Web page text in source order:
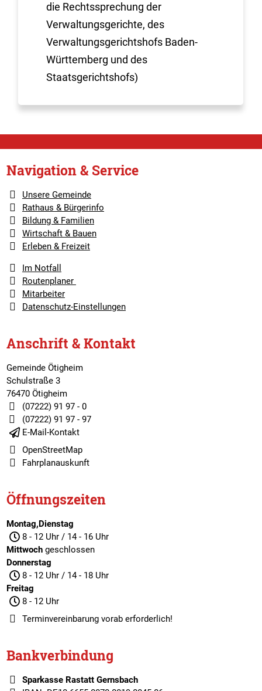
die Rechtssprechung der
Verwaltungsgerichte, des
Verwaltungsgerichtshofs Baden-
Württemberg und des
Staatsgerichtshofs)
Navigation & Service
Unsere Gemeinde
Rathaus & Bürgerinfo
Bildung & Familien
Wirtschaft & Bauen
Erleben & Freizeit
Im Notfall
Routenplaner
Mitarbeiter
Datenschutz-Einstellungen
Anschrift & Kontakt
Gemeinde Ötigheim
Schulstraße 3
76470 Ötigheim
(07222) 91 97 - 0
(07222) 91 97 - 97
E-Mail-Kontakt
OpenStreetMap
Fahrplanauskunft
Öffnungszeiten
Montag,Dienstag
8 - 12 Uhr / 14 - 16 Uhr
Mittwochgeschlossen
Donnerstag
8 - 12 Uhr / 14 - 18 Uhr
Freitag
8 - 12 Uhr
Terminvereinbarungvorab erforderlich!
Bankverbindung
Sparkasse Rastatt Gernsbach